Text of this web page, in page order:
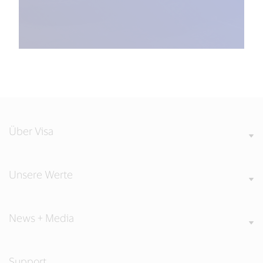
Über Visa
Unsere Werte
News + Media